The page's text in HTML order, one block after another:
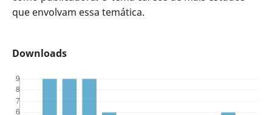
que envolvam essa temática.
Downloads